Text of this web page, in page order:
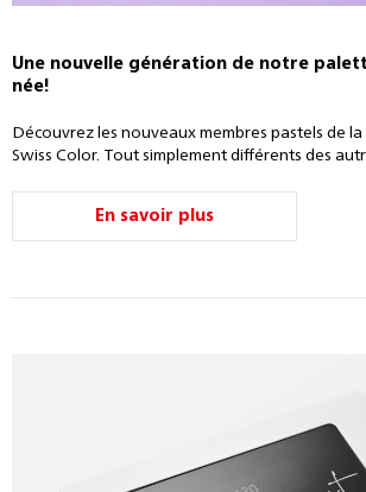
Une nouvelle génération de notre
née!
Découvrez les nouveaux membres pastels de
Swiss Color. Tout simplement différents des
En savoir plus